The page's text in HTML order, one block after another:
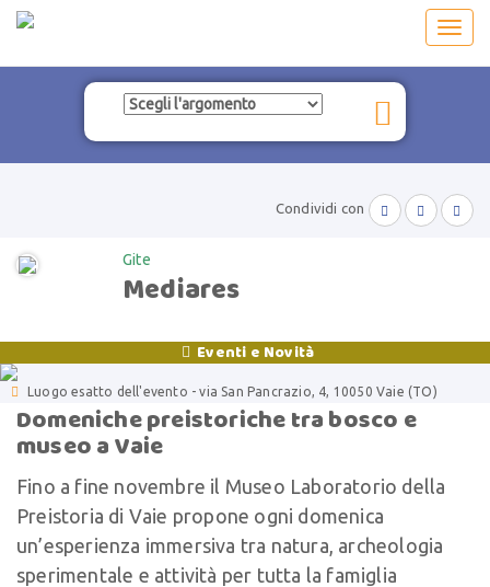
Condividi con   
Gite
Mediares
 Eventi e Novità
 Luogo esatto dell'evento - via San Pancrazio, 4, 10050 Vaie (TO)
Domeniche preistoriche tra bosco e
museo a Vaie
Fino a fine novembre il Museo Laboratorio della
Preistoria di Vaie propone ogni domenica
un’esperienza immersiva tra natura, archeologia
sperimentale e attività per tutta la famiglia